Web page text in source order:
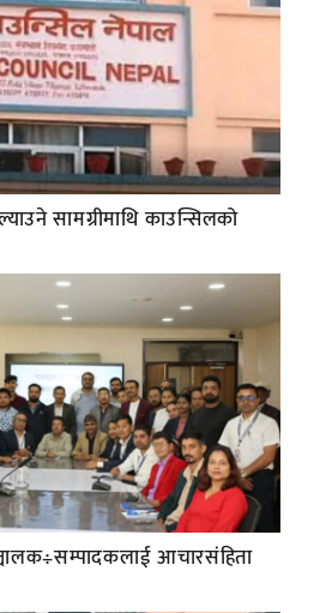
सामग्रीमाथि काउन्सिलको
आचारसंहिता